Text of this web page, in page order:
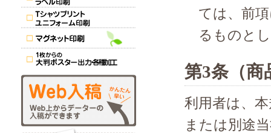
ては、前
るものと
第3条（商
利用者は、
または別途